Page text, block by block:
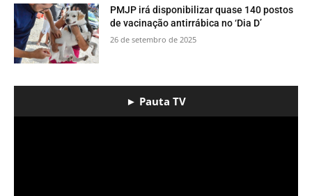
PMJP irá disponibilizar quase 140 postos
de vacinação antirrábica no ‘Dia D’
26 de setembro de 2025
► Pauta TV